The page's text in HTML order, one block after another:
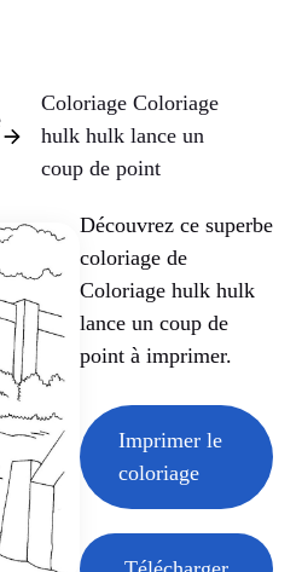
Coloriage Coloriage
hulk hulk lance un
coup de point
Découvrez ce superbe
coloriage de
Coloriage hulk hulk
lance un coup de
point à imprimer.
Imprimer le
coloriage